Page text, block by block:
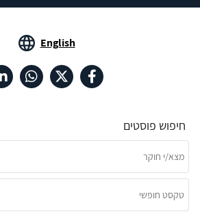
English
חיפוש פוסטים